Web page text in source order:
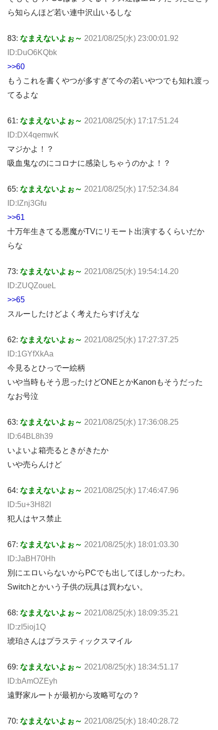
ら知らんほど若い連中沢山いるしな
83: なまえないよぉ～ 2021/08/25(水) 23:00:01.92
ID:DuO6KQbk
>>60
もうこれを書くやつが多すぎて今の若いやつでも知れ渡っ
てるよな
61: なまえないよぉ～ 2021/08/25(水) 17:17:51.24
ID:DX4qemwK
マジかよ！？
吸血鬼なのにコロナに感染しちゃうのかよ！？
65: なまえないよぉ～ 2021/08/25(水) 17:52:34.84
ID:IZnj3Gfu
>>61
十万年生きてる悪魔がTVにリモート出演するくらいだか
らな
73: なまえないよぉ～ 2021/08/25(水) 19:54:14.20
ID:ZUQZoueL
>>65
スルーしたけどよく考えたらすげえな
62: なまえないよぉ～ 2021/08/25(水) 17:27:37.25
ID:1GYfXkAa
今見るとひっでー絵柄
いや当時もそう思ったけどONEとかKanonもそうだった
なお号泣
63: なまえないよぉ～ 2021/08/25(水) 17:36:08.25
ID:64BL8h39
いよいよ箱売るときがきたか
いや売らんけど
64: なまえないよぉ～ 2021/08/25(水) 17:46:47.96
ID:5u+3H82I
犯人はヤス禁止
67: なまえないよぉ～ 2021/08/25(水) 18:01:03.30
ID:JaBH70Hh
別にエロいらないからPCでも出してほしかったわ。
Switchとかいう子供の玩具は買わない。
68: なまえないよぉ～ 2021/08/25(水) 18:09:35.21
ID:zI5ioj1Q
琥珀さんはプラスティックスマイル
69: なまえないよぉ～ 2021/08/25(水) 18:34:51.17
ID:bAmOZEyh
遠野家ルートが最初から攻略可なの？
70: なまえないよぉ～ 2021/08/25(水) 18:40:28.72